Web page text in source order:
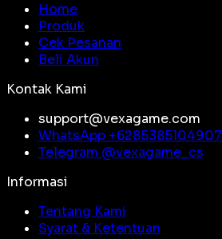
Home
Produk
Cek Pesanan
Beli Akun
Kontak Kami
support@vexagame.com
WhatsApp +6285385104907
Telegram @vexagame_cs
Informasi
Tentang Kami
Syarat & Ketentuan